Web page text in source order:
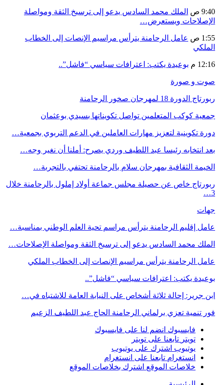
9:40 ص
الملك محمد السادس يدعو إلى ترسيخ الثقة ومواصلة
الإصلاحات ويستعرض…
1:55 ص
عامل الرحامنة يترأس مراسيم الإنصات إلى الخطاب
الملكي
12:16 م بوعيدة يكتب: اعترافات سياسي “فاشل”..
صوت و صورة
ربورتاج الدورة 18 لمهرجان صخور الرحامنة
جمعية كوكب المتعلمين تواصل تكويناتها بسيدي بوعثمان
دورة تكوينية لتعزيز مهارات العاملين في الدعم التربوي بجمعية…
بعد انتخابه رئيسا عبد اللطيف وردي يصرح: أملنا أن نغير وجه…
الخيمة الثقافية بمهرجان سلام بالرحامنة تحتفي بالتجربة…
ربورتاج خاص عن حصيلة مجلس جماعة أولاد إملول بالرحامنة خلال
3…
جهات
عامل إقليم الرحامنة يترأس مراسم تحية العلم الوطني بمناسبة…
الملك محمد السادس يدعو إلى ترسيخ الثقة ومواصلة الإصلاحات…
عامل الرحامنة يترأس مراسيم الإنصات إلى الخطاب الملكي
بوعيدة يكتب: اعترافات سياسي “فاشل”..
ابن جرير: إحالة ثلاثة أشخاص على النيابة العامة للاشتباه في…
فور تنمية تعزي برلماني الرحامنة الحاج عبد اللطيف الزعيم
فايسبوك انضم لنا على فايسبوك
تويتر تابعنا على تويتر
يوتيوب اشترك على يوتيوب
انستغرام تابعنا على انستغرام
خلاصات الموقع اشترك بخلاصات الموقع